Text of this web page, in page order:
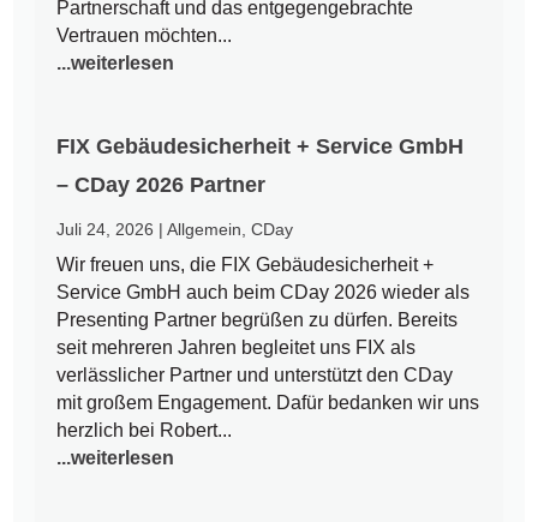
Partnerschaft und das entgegengebrachte
Vertrauen möchten...
...weiterlesen
FIX Gebäudesicherheit + Service GmbH
– CDay 2026 Partner
Juli 24, 2026 |Allgemein ,CDay
Wir freuen uns, die FIX Gebäudesicherheit +
Service GmbH auch beim CDay 2026 wieder als
Presenting Partner begrüßen zu dürfen. Bereits
seit mehreren Jahren begleitet uns FIX als
verlässlicher Partner und unterstützt den CDay
mit großem Engagement. Dafür bedanken wir uns
herzlich bei Robert...
...weiterlesen